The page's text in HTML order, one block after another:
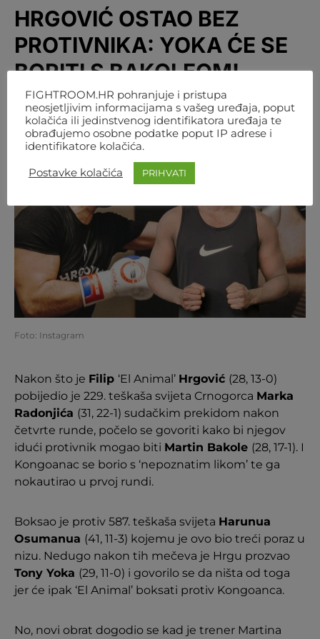
HRGOVIĆ OSTAO BEZ
PROTIVNIKA: YOKA ĆE SE
BORITI S BAKOLEOM!
FIGHTROOM 2. STUDENOGA 2021. 17:43
Foto: Instagram
Nakon što je Filip ‘El Animal’ Hrgović (28, 13-0)
pobijedio je 229. teškaša svijeta Crnogorca Marka
Radonjića (31, 22-1) sudačkim prekidom nakon
četvrte runde, počelo se govoriti kako bi njegov
idući protivnik mogao biti Martin Bakole (28, 17-1). I
Kongoanac se borio s ‘nepoznatim likom’ te ga
nokautirao u prvoj rundi.
Boksao je protiv 587. teškaša svijeta Harunua
Osumanua (41, 11-3) kojemu je ovo bio treći poraz u
nizu. Nedugo nakon tih mečeva je Hrgu prozvao
Tony Yoka (29, 11-0) i govorilo se da ništa od toga
jer će ipak ‘El Animal’ boksati protiv Kongoanca.
No, novi obrat dogodio se kad je trener Martina
FIGHTROOM.HR pohranjuje i pristupa
neosjetljivim informacijama s vašeg uređaja, poput
kolačića ili jedinstvenog identifikatora uređaja te
obrađujemo osobne podatke poput IP adrese i
identifikatore kolačića.
Postavke kolačića PRIHVATI